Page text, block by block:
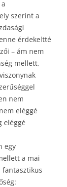
szerint a
érdekeltté
– ám nem
mellett,
nem
eléggé
eléggé
egy
a mai
fantasztikus